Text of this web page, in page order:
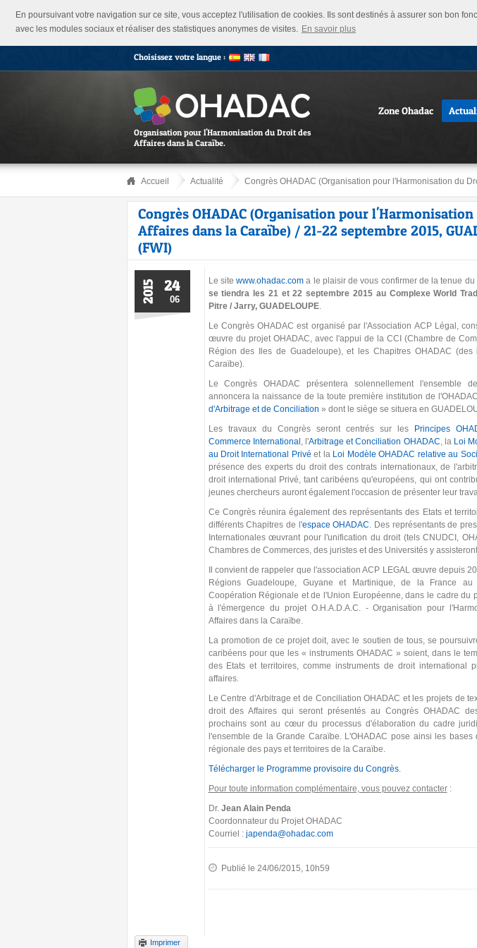
En poursuivant votre navigation sur ce site, vous acceptez l'utilisation de cookies. Ils sont destinés à assurer son bon
avec les modules sociaux et réaliser des statistiques anonymes de visites. En savoir plus
Choisissez votre langue :
Organisation pour l'Harmonisation du Droit des
Affaires dans la Caraïbe.
Zone Ohadac
Accueil Actualité Congrès OHADAC (Organisation pour l'Harmonisation du
Congrès OHADAC (Organisation pour
Affaires dans la Caraïbe) / 21-22 septembre 2015,
(FWI)
24
06
2015 Le sitewww.ohadac.com a le plaisir de vous confirmer de la tenue du
se tiendra les 21 et 22 septembre 2015 au Complexe World
Pitre / Jarry, GUADELOUPE.
Le Congrès OHADAC est organisé par l'Association ACP Légal,
œuvre du projet OHADAC, avec l'appui de la CCI (Chambre de
Région des Iles de Guadeloupe), et les Chapitres OHADAC
Caraïbe).
Le Congrès OHADAC présentera solennellement l'ensemble
annoncera la naissance de la toute première institution de
d'Arbitrage et de Conciliation » dont le siège se situera en
Les travaux du Congrès seront centrés sur les Principes
Commerce International , l'Arbitrage et Conciliation OHADAC , la Loi
au Droit International Privé et la Loi Modèle OHADAC relative au
présence des experts du droit des contrats internationaux, de
droit international Privé, tant caribéens qu'européens, qui ont
jeunes chercheurs auront également l'occasion de présenter leur
Ce Congrès réunira également des représentants des Etats et
différents Chapitres de l'espace OHADAC . Des représentants de
Internationales œuvrant pour l'unification du droit (tels CNUDCI,
Chambres de Commerces, des juristes et des Universités y assisteront.
Il convient de rappeler que l'association ACP LEGAL œuvre depuis
Régions Guadeloupe, Guyane et Martinique, de la France
Coopération Régionale et de l'Union Européenne, dans le cadre du
à l'émergence du projet O.H.A.D.A.C. - Organisation pour
Affaires dans la Caraïbe.
La promotion de ce projet doit, avec le soutien de tous, se
caribéens pour que les « instruments OHADAC » soient, dans le
des Etats et territoires, comme instruments de droit international
affaires.
Le Centre d'Arbitrage et de Conciliation OHADAC et les projets de
droit des Affaires qui seront présentés au Congrès OHADAC
prochains sont au cœur du processus d'élaboration du cadre
l'ensemble de la Grande Caraïbe. L'OHADAC pose ainsi les bases
régionale des pays et territoires de la Caraïbe.
Télécharger le Programme provisoire du Congrès.
Pour toute information complémentaire, vous pouvez contacter:
Dr. Jean Alain Penda
Coordonnateur du Projet OHADAC
Courriel : japenda@ohadac.com
Publié le 24/06/2015, 10h59
Imprimer